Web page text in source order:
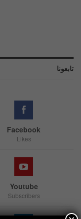
تابعونا
Facebook
Likes
Youtube
Subscribers